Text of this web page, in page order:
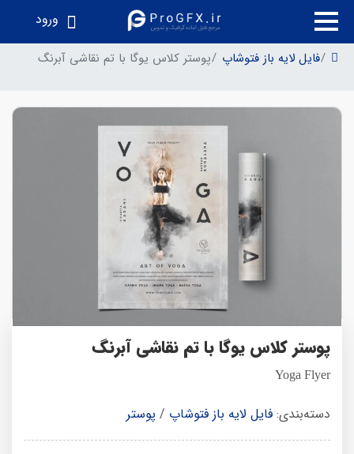
ورود
فایل لایه باز فتوشاپ پوستر کلاس یوگا با تم نقاشی آبرنگ
پوستر کلاس یوگا با تم نقاشی آبرنگ
Yoga Flyer
دسته‌بندی: فایل لایه باز فتوشاپ / پوستر